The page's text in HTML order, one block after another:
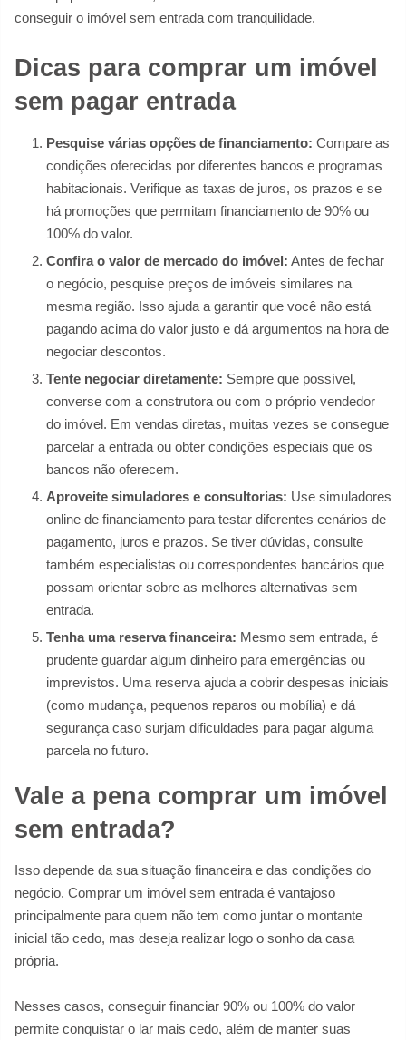
conseguir o imóvel sem entrada com tranquilidade.
Dicas para comprar um imóvel
sem pagar entrada
Pesquise várias opções de financiamento: Compare as
condições oferecidas por diferentes bancos e programas
habitacionais. Verifique as taxas de juros, os prazos e se
há promoções que permitam financiamento de 90% ou
100% do valor.
Confira o valor de mercado do imóvel: Antes de fechar
o negócio, pesquise preços de imóveis similares na
mesma região. Isso ajuda a garantir que você não está
pagando acima do valor justo e dá argumentos na hora de
negociar descontos.
Tente negociar diretamente: Sempre que possível,
converse com a construtora ou com o próprio vendedor
do imóvel. Em vendas diretas, muitas vezes se consegue
parcelar a entrada ou obter condições especiais que os
bancos não oferecem.
Aproveite simuladores e consultorias: Use simuladores
online de financiamento para testar diferentes cenários de
pagamento, juros e prazos. Se tiver dúvidas, consulte
também especialistas ou correspondentes bancários que
possam orientar sobre as melhores alternativas sem
entrada.
Tenha uma reserva financeira: Mesmo sem entrada, é
prudente guardar algum dinheiro para emergências ou
imprevistos. Uma reserva ajuda a cobrir despesas iniciais
(como mudança, pequenos reparos ou mobília) e dá
segurança caso surjam dificuldades para pagar alguma
parcela no futuro.
Vale a pena comprar um imóvel
sem entrada?
Isso depende da sua situação financeira e das condições do
negócio. Comprar um imóvel sem entrada é vantajoso
principalmente para quem não tem como juntar o montante
inicial tão cedo, mas deseja realizar logo o sonho da casa
própria.
Nesses casos, conseguir financiar 90% ou 100% do valor
permite conquistar o lar mais cedo, além de manter suas